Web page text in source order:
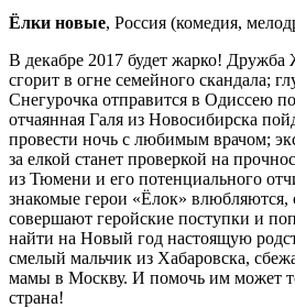
Ёлки новые, Россия (комедия,
В декабре 2017 будет жарко!
сгорит в огне семейного скандала;
Снегурочка отправится в Одиссею
отчаянная Галя из Новосибирска
провести ночь с любимым врачом;
за елкой станет проверкой на
из Тюмени и его потенциального
знакомые герои «Ёлок» влюбляются,
совершают геройские поступки и
найти на Новый год настоящую
смелый мальчик из Хабаровска,
мамы в Москву. И помочь им может
страна!